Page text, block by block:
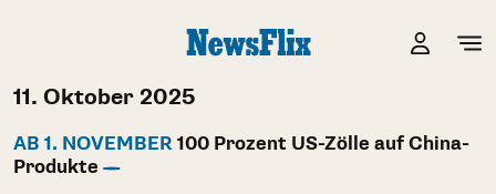
11. Oktober 2025
AB 1. NOVEMBER 100 Prozent US-Zölle auf China-
Produkte